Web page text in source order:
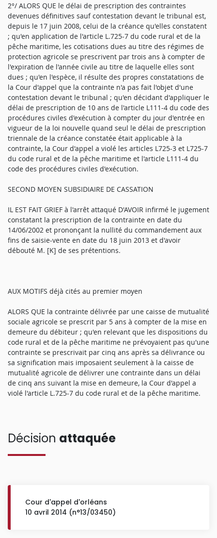
2°/ ALORS QUE le délai de prescription des contraintes
devenues définitives sauf contestation devant le tribunal est,
depuis le 17 juin 2008, celui de la créance qu'elles constatent
; qu'en application de l'article L.725-7 du code rural et de la
pêche maritime, les cotisations dues au titre des régimes de
protection agricole se prescrivent par trois ans à compter de
l'expiration de l'année civile au titre de laquelle elles sont
dues ; qu'en l'espèce, il résulte des propres constatations de
la Cour d'appel que la contrainte n'a pas fait l'objet d'une
contestation devant le tribunal ; qu'en décidant d'appliquer le
délai de prescription de 10 ans de l'article L111-4 du code des
procédures civiles d'exécution à compter du jour d'entrée en
vigueur de la loi nouvelle quand seul le délai de prescription
triennale de la créance constatée était applicable à la
contrainte, la Cour d'appel a violé les articles L725-3 et L725-7
du code rural et de la pêche maritime et l'article L111-4 du
code des procédures civiles d'exécution.
SECOND MOYEN SUBSIDIAIRE DE CASSATION
IL EST FAIT GRIEF à l'arrêt attaqué D'AVOIR infirmé le jugement
constatant la prescription de la contrainte en date du
14/06/2002 et prononçant la nullité du commandement aux
fins de saisie-vente en date du 18 juin 2013 et d'avoir
débouté M. [K] de ses prétentions.
AUX MOTIFS déjà cités au premier moyen
ALORS QUE la contrainte délivrée par une caisse de mutualité
sociale agricole se prescrit par 5 ans à compter de la mise en
demeure du débiteur ; qu'en relevant que les dispositions du
code rural et de la pêche maritime ne prévoyaient pas qu'une
contrainte se prescrivait par cinq ans après sa délivrance ou
sa signification mais imposaient seulement à la caisse de
mutualité agricole de délivrer une contrainte dans un délai
de cinq ans suivant la mise en demeure, la Cour d'appel a
violé l'article L.725-7 du code rural et de la pêche maritime.
Décision attaquée
Cour d'appel d'orléans
10 avril 2014 (n°13/03450)